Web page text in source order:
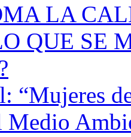
LA
QUE SE
“Mujeres
Medio